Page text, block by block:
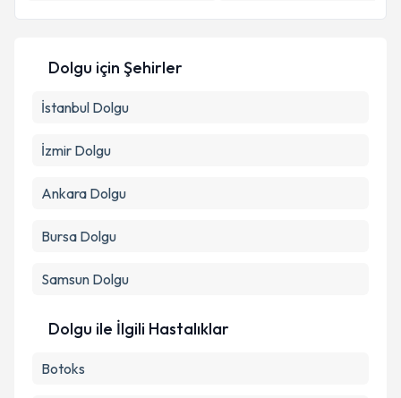
Dolgu için Şehirler
İstanbul Dolgu
İzmir Dolgu
Ankara Dolgu
Bursa Dolgu
Samsun Dolgu
Dolgu ile İlgili Hastalıklar
Botoks